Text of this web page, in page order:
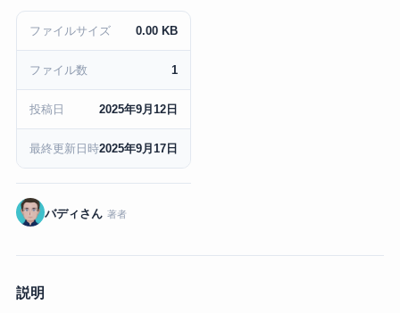
ファイルサイズ 0.00 KB
ファイル数 1
投稿日 2025年9月12日
最終更新日時2025年9月17日
バディさん 著者
説明